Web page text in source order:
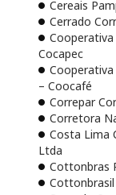
Cereais
Cerrado
Cocapec
– Coocafé
Correpar
Corretora
Costa Lima
Ltda
Cottonbras